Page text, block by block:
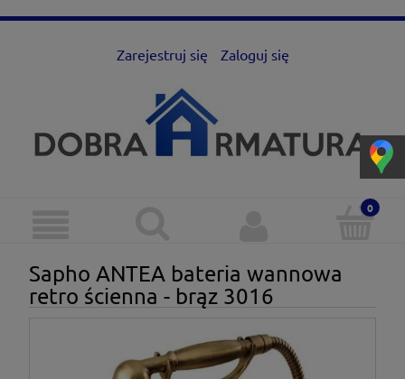
Zarejestruj się Zaloguj się
Sapho ANTEA bateria wannowa
retro ścienna - brąz 3016